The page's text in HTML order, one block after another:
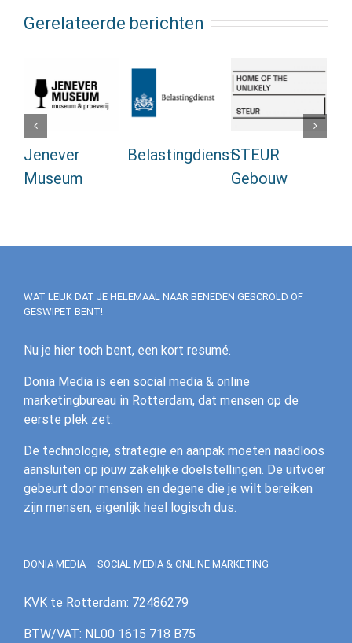
Gerelateerde berichten
Jenever
Museum
BelastingdienstSTEUR
Gebouw
WAT LEUK DAT JE HELEMAAL NAAR BENEDEN GESCROLD OF
GESWIPET BENT!
Nu je hier toch bent, een kort resumé.
Donia Media is een social media & online
marketingbureau in Rotterdam, dat mensen op de
eerste plek zet.
De technologie, strategie en aanpak moeten naadloos
aansluiten op jouw zakelijke doelstellingen. De uitvoer
gebeurt door mensen en degene die je wilt bereiken
zijn mensen, eigenlijk heel logisch dus.
DONIA MEDIA – SOCIAL MEDIA & ONLINE MARKETING
KVK te Rotterdam: 72486279
BTW/VAT: NL00 1615 718 B75